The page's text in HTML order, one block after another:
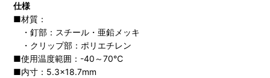
仕様
■材質：
・釘部：スチール・亜鉛メッキ
・クリップ部：ポリエチレン
■使用温度範囲：-40～70℃
■内寸：5.3×18.7mm